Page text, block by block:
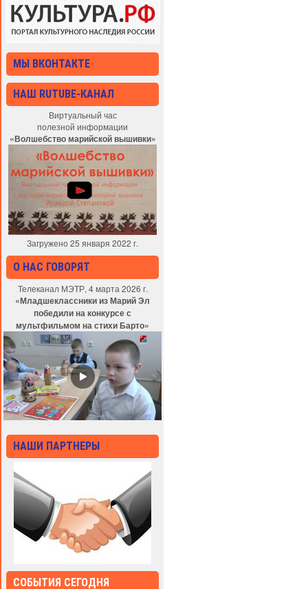
МЫ ВКОНТАКТЕ
НАШ RUTUBE-КАНАЛ
Виртуальный час
полезной информации
«Волшебство марийской вышивки»
Загружено 25 января 2022 г.
О НАС ГОВОРЯТ
Телеканал МЭТР, 4 марта 2026 г.
«Младшеклассники из Марий Эл
победили на конкурсе с
мультфильмом на стихи Барто»
НАШИ ПАРТНЕРЫ
СОБЫТИЯ СЕГОДНЯ